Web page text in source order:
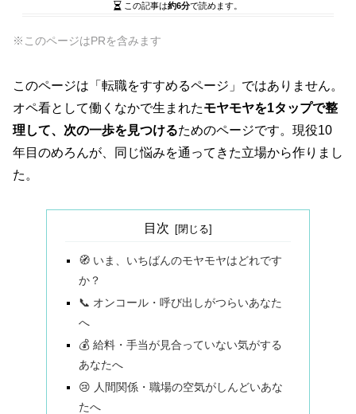
この記事は約6分で読めます。
※このページはPRを含みます
このページは「転職をすすめるページ」ではありません。
オペ看として働くなかで生まれたモヤモヤを1タップで整
理して、次の一歩を見つけるためのページです。現役10
年目のめろんが、同じ悩みを通ってきた立場から作りまし
た。
目次
🧭 いま、いちばんのモヤモヤはどれです
か？
📞 オンコール・呼び出しがつらいあなた
へ
💰 給料・手当が見合っていない気がする
あなたへ
😢 人間関係・職場の空気がしんどいあな
たへ